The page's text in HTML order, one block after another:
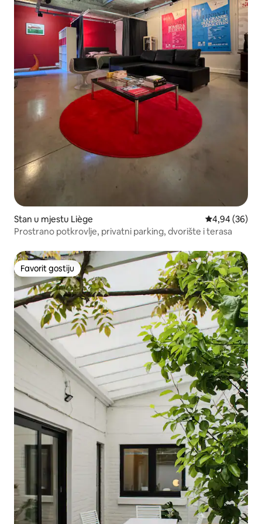
Stan u mjestu Liège prosječna
4,94 (36)
Prostrano potkrovlje, privatni parking, dvorište i terasa
Favorit gostiju
Favorit gostiju